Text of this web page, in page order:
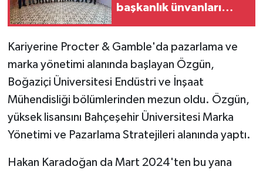
başkanlık ünvanları
Kariyerine Procter & Gamble'da pazarlama ve
marka yönetimi alanında başlayan Özgün,
Boğaziçi Üniversitesi Endüstri ve İnşaat
Mühendisliği bölümlerinden mezun oldu. Özgün,
yüksek lisansını Bahçeşehir Üniversitesi Marka
Yönetimi ve Pazarlama Stratejileri alanında yaptı.
Hakan Karadoğan da Mart 2024'ten bu yana